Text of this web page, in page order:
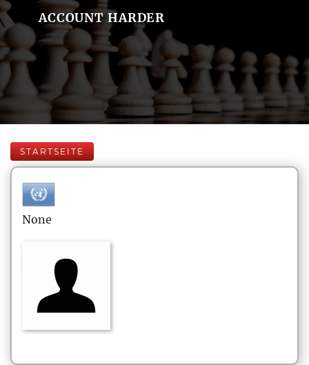
ACCOUNT HARDER
STARTSEITE
None